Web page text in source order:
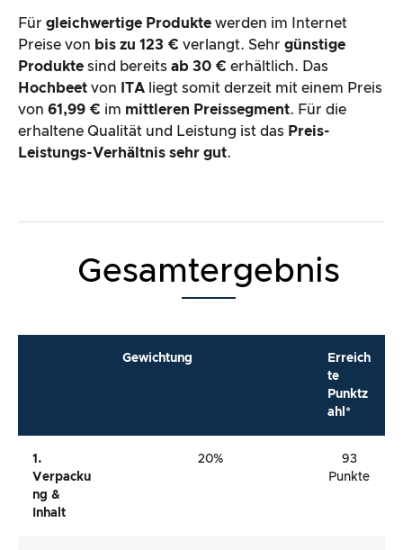
Für gleichwertige Produkte werden im Internet
Preise von bis zu 123 € verlangt. Sehr günstige
Produkte sind bereits ab 30 € erhältlich. Das
Hochbeet von ITA liegt somit derzeit mit einem Preis
von 61,99 € im mittleren Preissegment. Für die
erhaltene Qualität und Leistung ist das Preis-
Leistungs-Verhältnis sehr gut.
Gesamtergebnis
Gewichtung
Erreich
te
Punktz
ahl*
1.
Verpacku
Ng &
Inhalt
20%
93
Punkte